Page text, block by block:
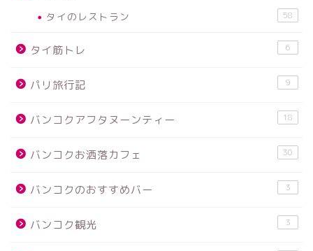
タイのレストラン 58
タイ筋トレ 6
パリ旅行記 9
バンコクアフタヌーンティー 18
バンコクお洒落カフェ 30
バンコクのおすすめバー 3
バンコク観光 3